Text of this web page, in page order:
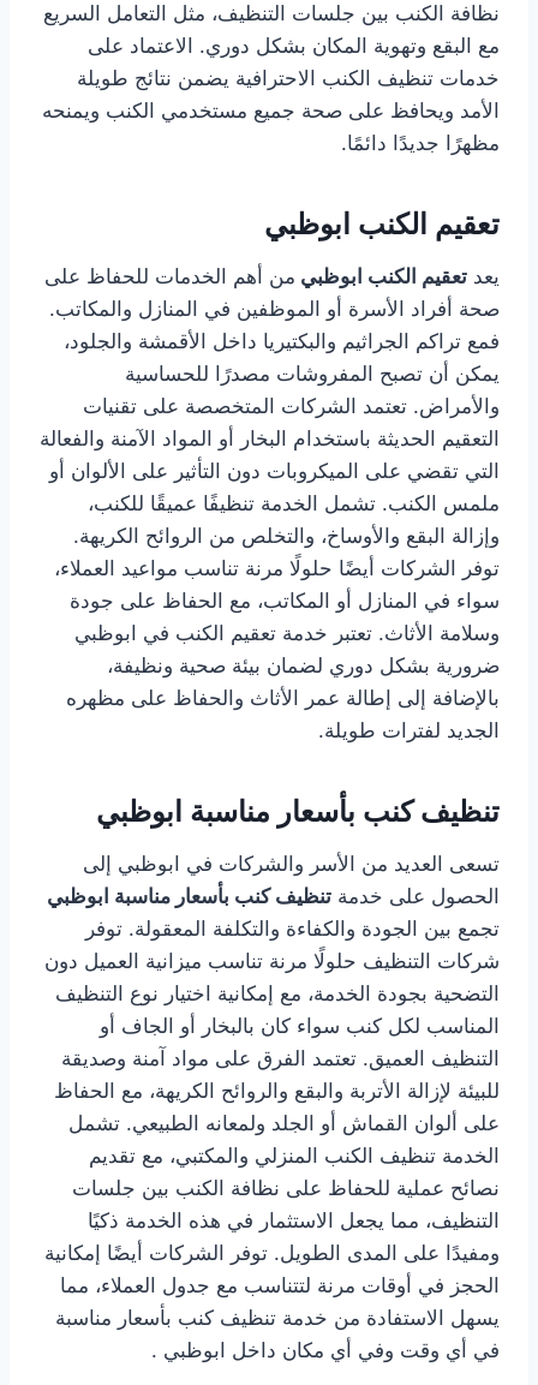
نظافة الكنب بين جلسات التنظيف، مثل التعامل السريع
مع البقع وتهوية المكان بشكل دوري. الاعتماد على
خدمات تنظيف الكنب الاحترافية يضمن نتائج طويلة
الأمد ويحافظ على صحة جميع مستخدمي الكنب ويمنحه
مظهرًا جديدًا دائمًا.
تعقيم الكنب ابوظبي
يعد تعقيم الكنب ابوظبي من أهم الخدمات للحفاظ على
صحة أفراد الأسرة أو الموظفين في المنازل والمكاتب.
فمع تراكم الجراثيم والبكتيريا داخل الأقمشة والجلود،
يمكن أن تصبح المفروشات مصدرًا للحساسية
والأمراض. تعتمد الشركات المتخصصة على تقنيات
التعقيم الحديثة باستخدام البخار أو المواد الآمنة والفعالة
التي تقضي على الميكروبات دون التأثير على الألوان أو
ملمس الكنب. تشمل الخدمة تنظيفًا عميقًا للكنب،
وإزالة البقع والأوساخ، والتخلص من الروائح الكريهة.
توفر الشركات أيضًا حلولًا مرنة تناسب مواعيد العملاء،
سواء في المنازل أو المكاتب، مع الحفاظ على جودة
وسلامة الأثاث. تعتبر خدمة تعقيم الكنب في ابوظبي
ضرورية بشكل دوري لضمان بيئة صحية ونظيفة،
بالإضافة إلى إطالة عمر الأثاث والحفاظ على مظهره
الجديد لفترات طويلة.
تنظيف كنب بأسعار مناسبة ابوظبي
تسعى العديد من الأسر والشركات في ابوظبي إلى
الحصول على خدمة تنظيف كنب بأسعار مناسبة ابوظبي
تجمع بين الجودة والكفاءة والتكلفة المعقولة. توفر
شركات التنظيف حلولًا مرنة تناسب ميزانية العميل دون
التضحية بجودة الخدمة، مع إمكانية اختيار نوع التنظيف
المناسب لكل كنب سواء كان بالبخار أو الجاف أو
التنظيف العميق. تعتمد الفرق على مواد آمنة وصديقة
للبيئة لإزالة الأتربة والبقع والروائح الكريهة، مع الحفاظ
على ألوان القماش أو الجلد ولمعانه الطبيعي. تشمل
الخدمة تنظيف الكنب المنزلي والمكتبي، مع تقديم
نصائح عملية للحفاظ على نظافة الكنب بين جلسات
التنظيف، مما يجعل الاستثمار في هذه الخدمة ذكيًا
ومفيدًا على المدى الطويل. توفر الشركات أيضًا إمكانية
الحجز في أوقات مرنة لتتناسب مع جدول العملاء، مما
يسهل الاستفادة من خدمة تنظيف كنب بأسعار مناسبة
في أي وقت وفي أي مكان داخل ابوظبي .